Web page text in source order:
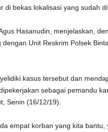
di bekas lokalisasi yang sudah
Hasanudin, menjelaskan,
Unit Reskrim Polsek
kasus tersebut dan
sebagai pemandu
Senin (16/12/19).
empat korban yang kita bantu,